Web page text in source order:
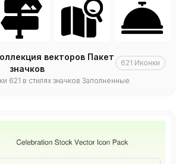
векторов Пакет
значков
621 Иконки
621 в стилях значков Заполненные